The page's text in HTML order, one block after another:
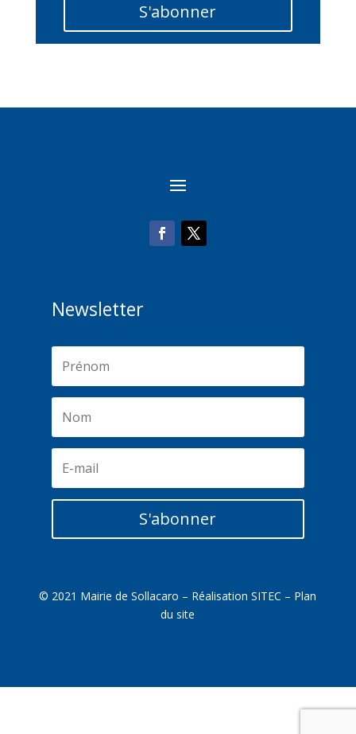
S'abonner
Newsletter
S'abonner
© 2021 Mairie de Sollacaro – RéalisationSITEC – Plan
du site